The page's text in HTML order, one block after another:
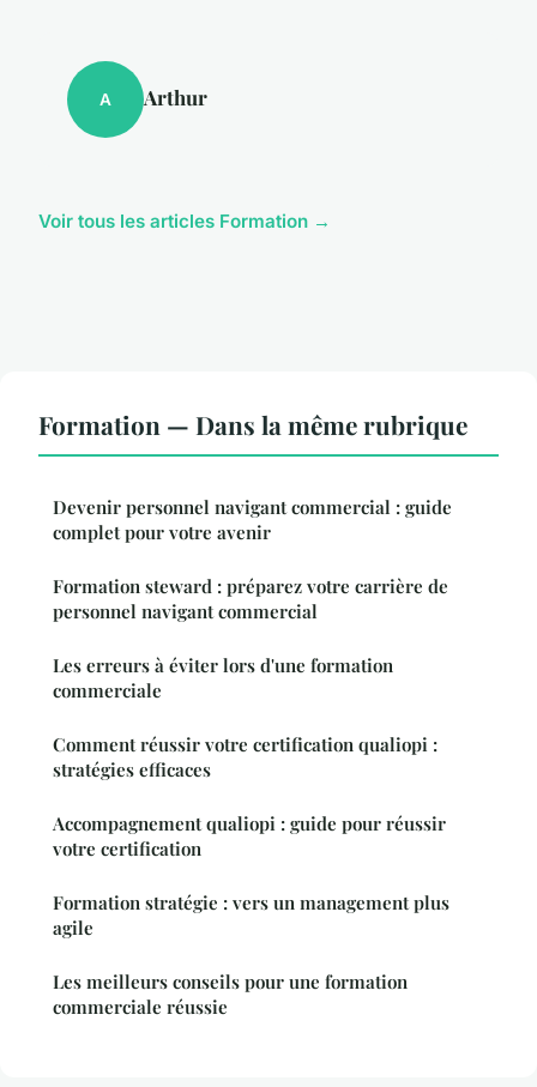
A Arthur
Voir tous les articles Formation →
Formation — Dans la même rubrique
Devenir personnel navigant commercial : guide
complet pour votre avenir
Formation steward : préparez votre carrière de
personnel navigant commercial
Les erreurs à éviter lors d'une formation
commerciale
Comment réussir votre certification qualiopi :
stratégies efficaces
Accompagnement qualiopi : guide pour réussir
votre certification
Formation stratégie : vers un management plus
agile
Les meilleurs conseils pour une formation
commerciale réussie